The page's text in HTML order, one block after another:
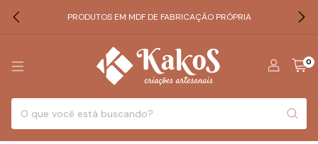
PRODUTOS EM MDF DE FABRICAÇÃO PRÓPRIA
0